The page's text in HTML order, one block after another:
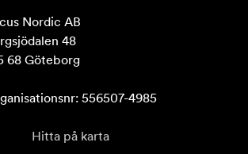
Nordic AB
48
68 Göteborg
556507-4985
Hitta på karta